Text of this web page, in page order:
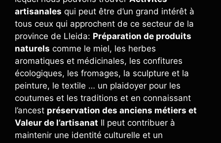
artisanales qui peut être d’un grand intérêt à
tous ceux qui approchent de ce secteur de la
province de Lleida: Préparation de produits
naturels comme le miel, les herbes
aromatiques et médicinales, les confitures
écologiques, les fromages, la sculpture et la
peinture, le textile … un plaidoyer pour les
coutumes et les traditions et en connaissant
l’ancest préservation des anciens métiers et
Valeur de l’artisanat Il peut contribuer à
maintenir une identité culturelle et un